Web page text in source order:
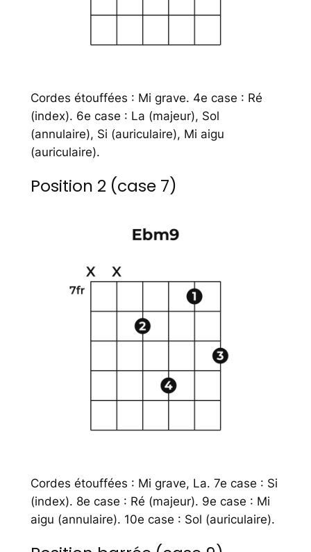
Cordes étouffées : Mi grave. 4e case : Ré
(index). 6e case : La (majeur), Sol
(annulaire), Si (auriculaire), Mi aigu
(auriculaire).
Position 2 (case 7)
Cordes étouffées : Mi grave, La. 7e case : Si
(index). 8e case : Ré (majeur). 9e case : Mi
aigu (annulaire). 10e case : Sol (auriculaire).